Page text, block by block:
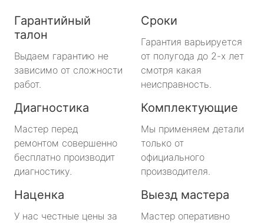
Гарантийный
талон
Выдаем гарантию не
зависимо от сложности
работ.
Сроки
Гарантия варьируется
от полугода до 2-х лет
смотря какая
неисправность.
Диагностика
Мастер перед
ремонтом совершенно
бесплатно производит
диагностику.
Комплектующие
Мы применяем детали
только от
официального
производителя.
Наценка
У нас честные цены за
Выезд мастера
Мастер оперативно